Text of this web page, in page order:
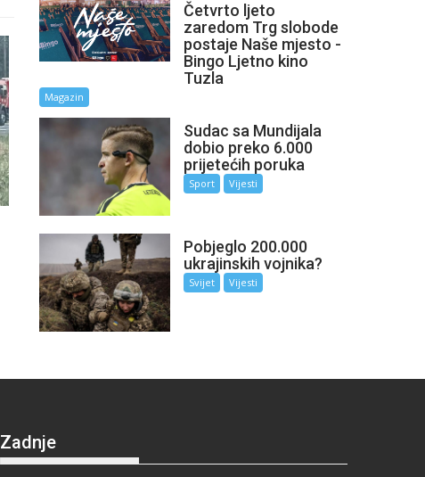
Četvrto ljeto
zaredom Trg slobode
postaje Naše mjesto -
Bingo Ljetno kino
Tuzla
Magazin
Sudac sa Mundijala
dobio preko 6.000
prijetećih poruka
Sport Vijesti
Pobjeglo 200.000
ukrajinskih vojnika?
Svijet Vijesti
Zadnje